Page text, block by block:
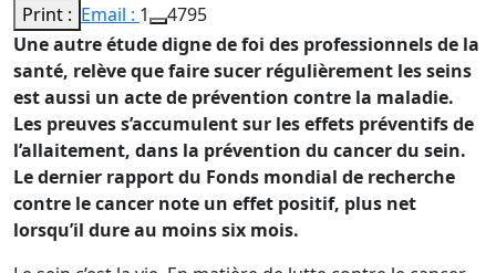
Print : Email : 1
4795
Une autre étude digne de foi des professionnels de la
santé, relève que faire sucer régulièrement les seins
est aussi un acte de prévention contre la maladie.
Les preuves s’accumulent sur les effets préventifs de
l’allaitement, dans la prévention du cancer du sein.
Le dernier rapport du Fonds mondial de recherche
contre le cancer note un effet positif, plus net
lorsqu’il dure au moins six mois.